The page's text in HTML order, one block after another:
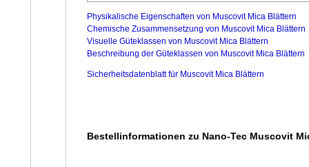
Physikalische Eigenschaften von Muscovit Mica Blättern
Chemische Zusammensetzung von Muscovit Mica Blättern
Visuelle Güteklassen von Muscovit Mica Blättern
Beschreibung der Güteklassen von Muscovit Mica Blättern
Sicherheitsdatenblatt für Muscovit Mica Blättern
Bestellinformationen zu Nano-Tec Muscovit